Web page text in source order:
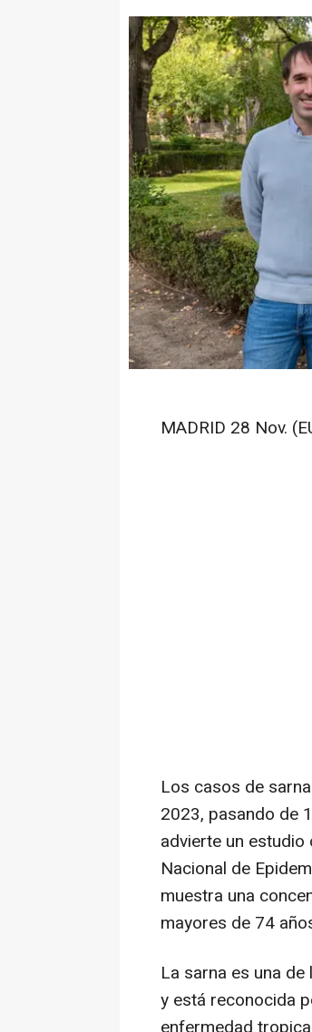
MADRID 28 Nov.
Los casos de
2023, pasando de
advierte un
Nacional de
muestra una
mayores de 74
La sarna es una
y está reconocida